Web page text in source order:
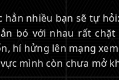
hẳn nhiều bạn sẽ tự
bó với nhau rất
hí hửng lên mạng
mình còn chưa mở